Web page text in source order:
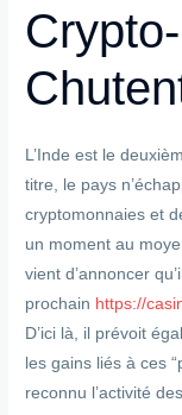
L’Inde est le
titre, le pays
cryptomonnaies et
un moment au
vient d’annoncer
prochain https://
D’ici là, il prévoit
les gains liés à ces
reconnu l’activité